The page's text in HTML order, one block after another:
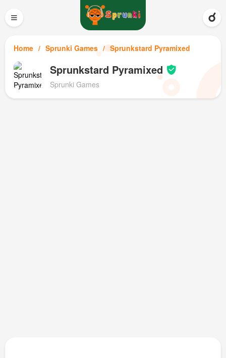
≡
Home Sprunki Games Sprunkstard Pyramixed
Sprunkstard Pyramixed
Sprunki Games